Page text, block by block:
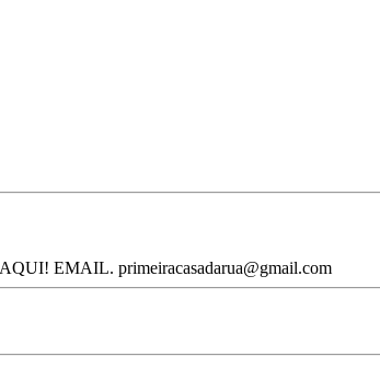
EMAIL. primeiracasadarua@gmail.com